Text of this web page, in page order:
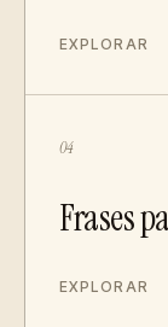
EXPLORAR
04
Frases
EXPLORAR